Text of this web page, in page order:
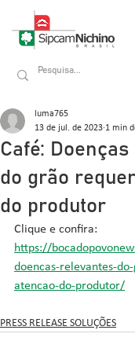
Café:
do grão
do produtor
luma765
13 de jul. de 2023 1 min
Clique e confira:
https://
doencas-relevantes-
atencao-do-produtor/
PRESS RELEASE SOLUÇÕES